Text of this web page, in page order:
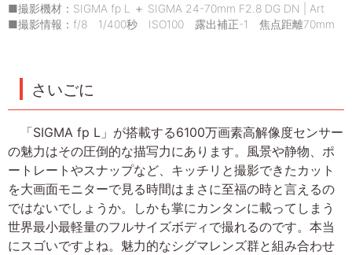
■撮影機材：SIGMA fp L ＋ SIGMA 24-70mm F2.8 DG DN | Art
■撮影情報：f/8 1/400秒 ISO100 露出補正-1 焦点距離70mm
さいごに
「SIGMA fp L」が搭載する6100万画素高解像度センサー
の魅力はその圧倒的な描写力にあります。風景や静物、ポ
ートレートやスナップなど、キッチリと撮影できたカット
を大画面モニターで見る時間はまさに至福の時と言えるの
ではないでしょうか。しかも掌にカンタンに載ってしまう
世界最小最軽量のフルサイズボディで撮れるのです。本当
にスゴいですよね。魅力的なシグマレンズ群と組み合わせ